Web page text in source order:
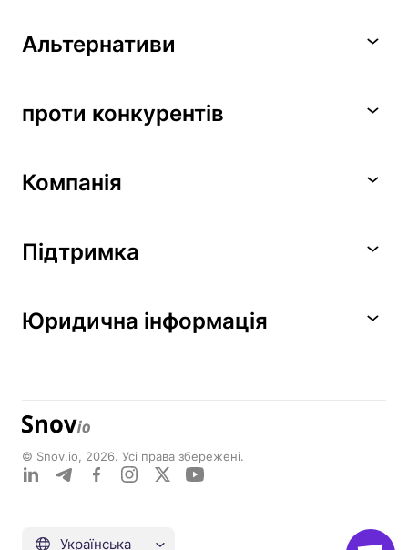
Альтернативи
проти конкурентів
Компанія
Підтримка
Юридична інформація
© Snov.io, 2026. Усі права збережені.
Українська